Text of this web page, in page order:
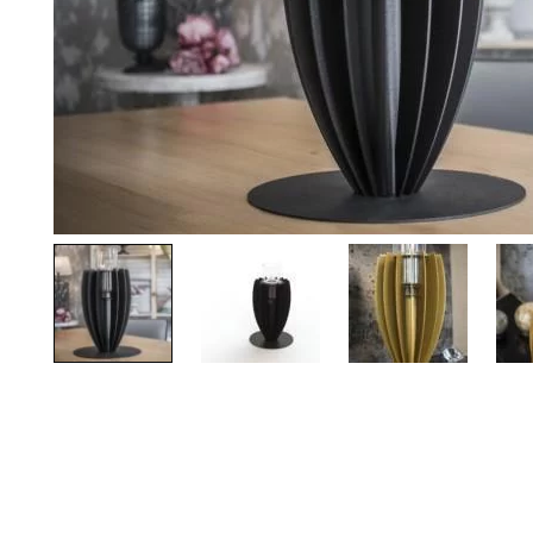
Palvelut
Kampanjat
Yhteystiedot
Pyydä tarjous
Arkkitehdeille
Ostajan opas